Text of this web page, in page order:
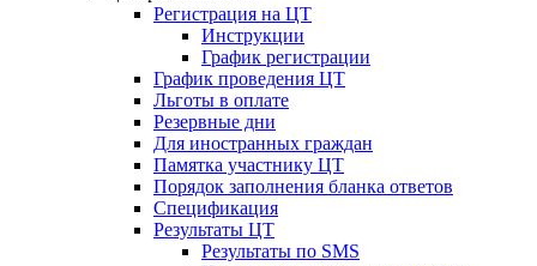
Регистрация на ЦТ
Инструкции
График регистрации
График проведения ЦТ
Льготы в оплате
Резервные дни
Для иностранных граждан
Памятка участнику ЦТ
Порядок заполнения бланка ответов
Спецификация
Результаты ЦТ
Результаты по SMS